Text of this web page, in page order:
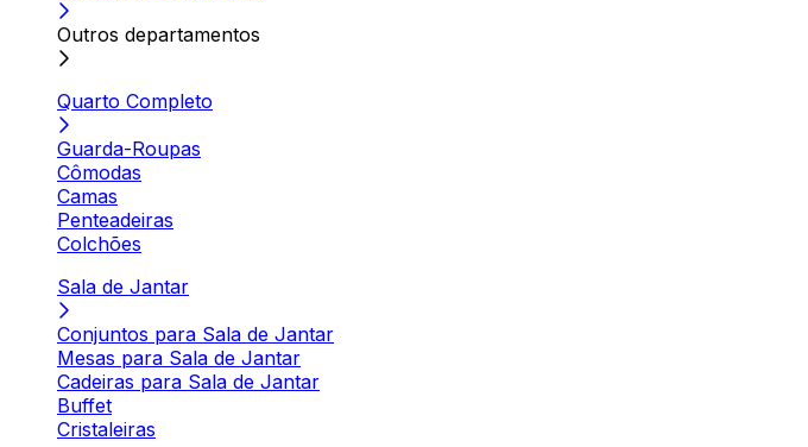
Outros departamentos
Quarto Completo
Guarda-Roupas
Cômodas
Camas
Penteadeiras
Colchões
Sala de Jantar
Conjuntos para Sala de Jantar
Mesas para Sala de Jantar
Cadeiras para Sala de Jantar
Buffet
Cristaleiras